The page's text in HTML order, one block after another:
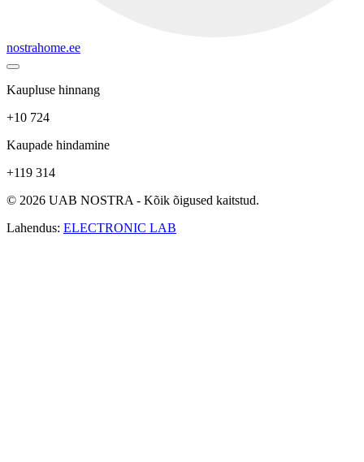
nostrahome.ee
Kaupluse hinnang
+10 724
Kaupade hindamine
+119 314
© 2026 UAB NOSTRA - Kõik õigused kaitstud.
Lahendus: ELECTRONIC LAB